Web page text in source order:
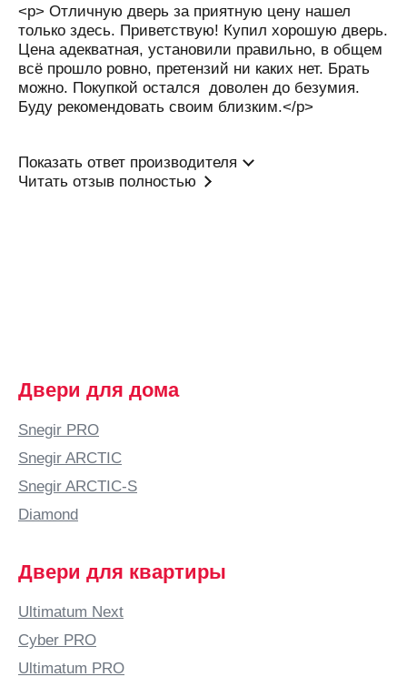
Белореченск
Березники
Бийск
Бишкек
Богородицк
Богородск
Бугульма
Великие
Луки
Великий
Новгород
<p> Отличную дверь за приятную цену нашел
только здесь. Приветствую! Купил хорошую дверь.
Цена адекватная, установили правильно, в общем
всё прошло ровно, претензий ни каких нет. Брать
можно. Покупкой остался доволен до безумия.
Буду рекомендовать своим близким.</p>
Показать ответ производителя
Читать отзыв полностью
Двери для дома
Snegir PRO
Snegir ARCTIC
Snegir ARCTIC-S
Diamond
Двери для квартиры
Ultimatum Next
Cyber PRO
Ultimatum PRO